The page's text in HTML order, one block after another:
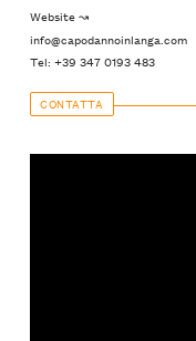
Website ↝
info@capodannoinlanga.com
Tel: +39 347 0193 483
CONTATTA